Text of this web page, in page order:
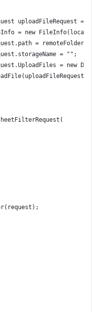
uploadFileRequest =
= new
= remoteFolder
= "";
= new